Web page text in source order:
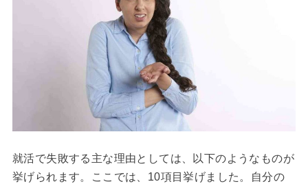
就活で失敗する主な理由としては、以下のようなものが
挙げられます。ここでは、10項目挙げました。自分の